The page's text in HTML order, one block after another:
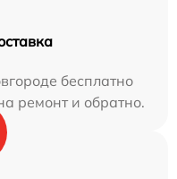
бесплатно
ремонт и обратно.